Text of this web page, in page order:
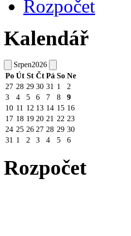
Rozpočet
Kalendář
Srpen2026
Po Út St Čt Pá So Ne
27 28 29 30 31 1
2
3
4 5 6 7 8
9
10 11 12 13 14 15 16
17 18 19 20 21 22 23
24 25 26 27 28 29 30
31 1 2 3 4 5 6
Rozpočet